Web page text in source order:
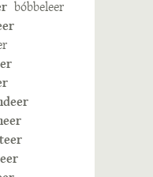
bóbbeleer